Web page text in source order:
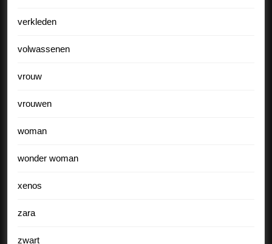
verkleden
volwassenen
vrouw
vrouwen
woman
wonder woman
xenos
zara
zwart